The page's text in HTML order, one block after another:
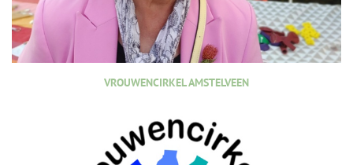
VROUWENCIRKEL AMSTELVEEN